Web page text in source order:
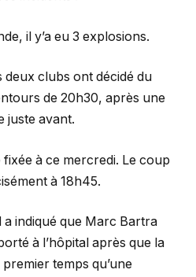
il y’a eu 3 explosions.
deux clubs ont décidé du
de 20h30, après une
juste avant.
fixée à ce mercredi. Le coup
à 18h45.
indiqué que Marc Bartra
à l’hôpital après que la
temps qu’une